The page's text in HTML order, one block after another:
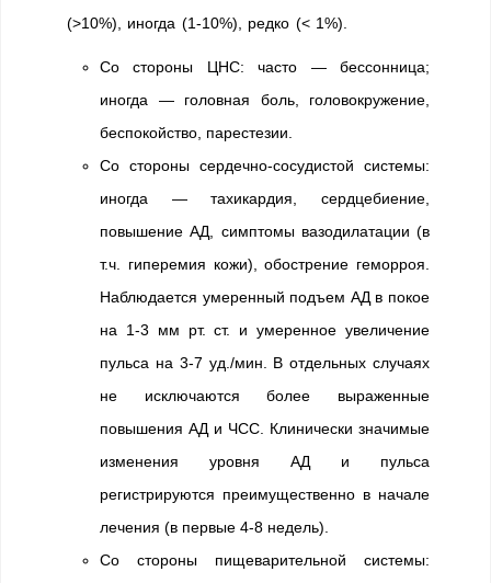
(>10%), иногда (1-10%), редко (< 1%).
Со стороны ЦНС: часто — бессонница;
иногда — головная боль, головокружение,
беспокойство, парестезии.
Со стороны сердечно-сосудистой системы:
иногда — тахикардия, сердцебиение,
повышение АД, симптомы вазодилатации (в
т.ч. гиперемия кожи), обострение геморроя.
Наблюдается умеренный подъем АД в покое
на 1-3 мм рт. ст. и умеренное увеличение
пульса на 3-7 уд./мин. В отдельных случаях
не исключаются более выраженные
повышения АД и ЧСС. Клинически значимые
изменения уровня АД и пульса
регистрируются преимущественно в начале
лечения (в первые 4-8 недель).
Со стороны пищеварительной системы: